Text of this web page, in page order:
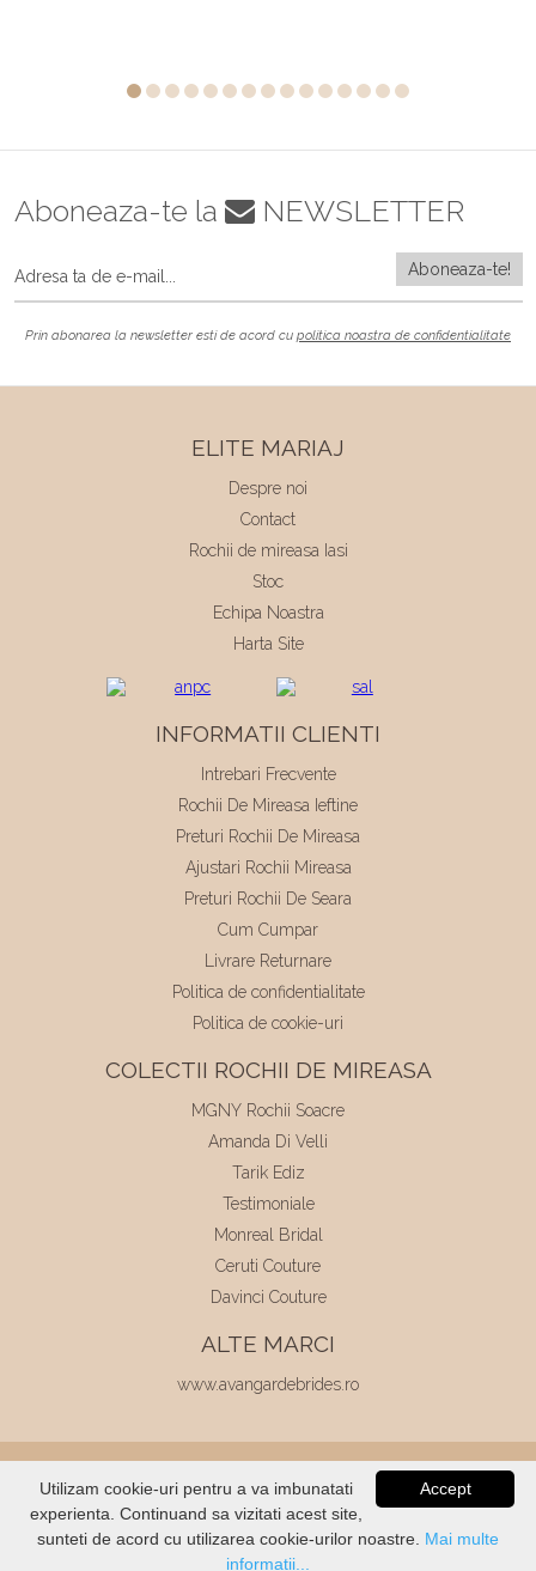
Aboneaza-te la NEWSLETTER
Prin abonarea la newsletter esti de acord cu politica noastra de confidentialitate
ELITE MARIAJ
Despre noi
Contact
Rochii de mireasa Iasi
Stoc
Echipa Noastra
Harta Site
INFORMATII CLIENTI
Intrebari Frecvente
Rochii De Mireasa Ieftine
Preturi Rochii De Mireasa
Ajustari Rochii Mireasa
Preturi Rochii De Seara
Cum Cumpar
Livrare Returnare
Politica de confidentialitate
Politica de cookie-uri
COLECTII ROCHII DE MIREASA
MGNY Rochii Soacre
Amanda Di Velli
Tarik Ediz
Testimoniale
Monreal Bridal
Ceruti Couture
Davinci Couture
ALTE MARCI
www.avangardebrides.ro
© 2026Elite Mariaj | Toate drepturile
rezervate
Dezvoltat de Voitin.com
STOC
Accept
Utilizam cookie-uri pentru a va imbunatati
experienta. Continuand sa vizitati acest site,
sunteti de acord cu utilizarea cookie-urilor noastre. Mai multe
informatii...